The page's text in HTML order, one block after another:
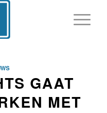
GAAT
MET